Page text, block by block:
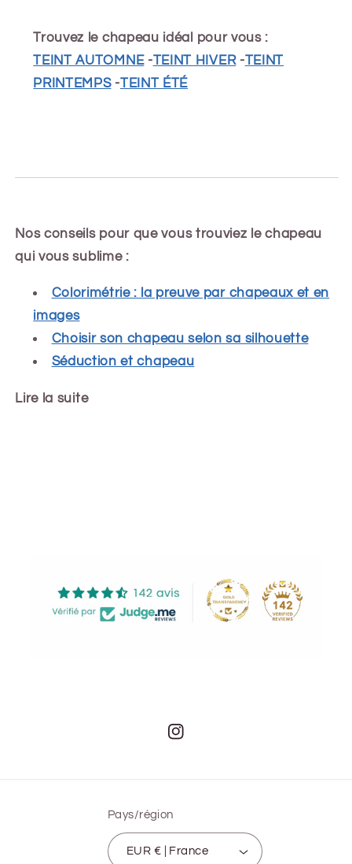
Trouvez le chapeau idéal pour vous :
TEINT AUTOMNE-TEINT HIVER-TEINT
PRINTEMPS-TEINT ÉTÉ
Nos conseils pour que vous trouviez le chapeau
qui vous sublime :
Colorimétrie : la preuve par chapeaux et en
images
Choisir son chapeau selon sa silhouette
Séduction et chapeau
Lire la suite
Instagram
Pays/région
EUR € | France